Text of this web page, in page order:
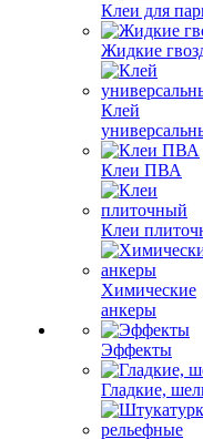
Клеи для
Жидкие
Клей
Клеи ПВА
Клеи
Химические
анкеры
Эффекты
Гладкие,